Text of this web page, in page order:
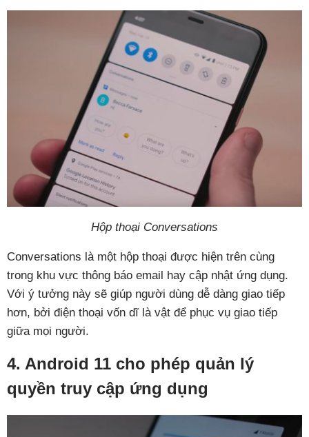
Hộp thoại Conversations
Conversations là một hộp thoại được hiện trên cùng
trong khu vực thông báo email hay cập nhật ứng dụng.
Với ý tưởng này sẽ giúp người dùng dễ dàng giao tiếp
hơn, bởi điện thoại vốn dĩ là vật để phục vụ giao tiếp
giữa mọi người.
4. Android 11 cho phép quản lý
quyền truy cập ứng dụng